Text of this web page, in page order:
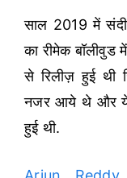
साल 2019 में
का रीमेक बॉलीवुड
से रिलीज़ हुई
नजर आये थे और ये
हुई थी.